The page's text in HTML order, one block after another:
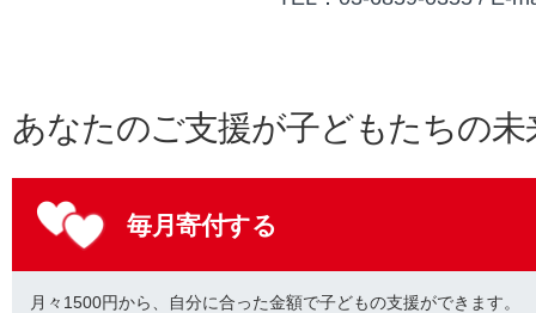
あなたのご支援が子どもたちの
毎月寄付する
月々1500円から、自分に合った金額で子どもの支援ができます。